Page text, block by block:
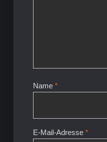
Name *
E-Mail-Adresse *